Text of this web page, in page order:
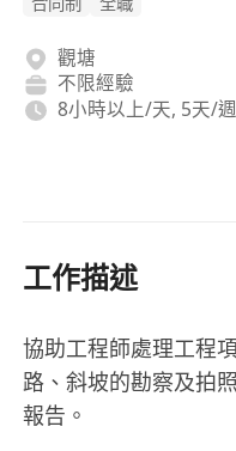
觀塘
不限經驗
8小時以上/天, 5天/
工作描述
協助工程師處理工程
路、斜坡的勘察及拍
報告。